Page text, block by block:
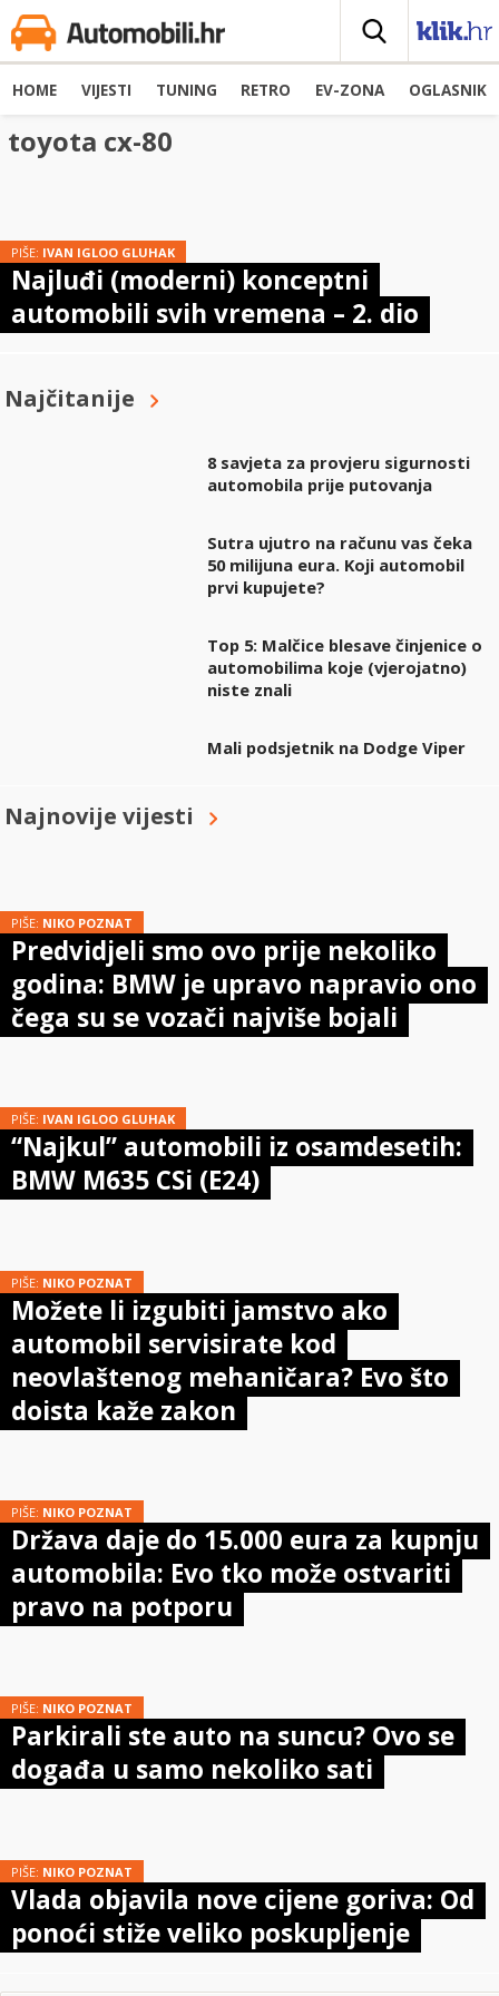
HOME VIJESTI TUNING RETRO EV-ZONA OGLASNIK
toyota cx-80
PIŠE: IVAN IGLOO GLUHAK
Najluđi (moderni) konceptni
automobili svih vremena – 2. dio
Najčitanije
8 savjeta za provjeru sigurnosti
automobila prije putovanja
Sutra ujutro na računu vas čeka
50 milijuna eura. Koji automobil
prvi kupujete?
Top 5: Malčice blesave činjenice o
automobilima koje (vjerojatno)
niste znali
Mali podsjetnik na Dodge Viper
Najnovije vijesti
PIŠE: NIKO POZNAT
Predvidjeli smo ovo prije nekoliko
godina: BMW je upravo napravio ono
čega su se vozači najviše bojali
PIŠE: IVAN IGLOO GLUHAK
“Najkul” automobili iz osamdesetih:
BMW M635 CSi (E24)
PIŠE: NIKO POZNAT
Možete li izgubiti jamstvo ako
automobil servisirate kod
neovlaštenog mehaničara? Evo što
doista kaže zakon
PIŠE: NIKO POZNAT
Država daje do 15.000 eura za kupnju
automobila: Evo tko može ostvariti
pravo na potporu
PIŠE: NIKO POZNAT
Parkirali ste auto na suncu? Ovo se
događa u samo nekoliko sati
PIŠE: NIKO POZNAT
Vlada objavila nove cijene goriva: Od
ponoći stiže veliko poskupljenje